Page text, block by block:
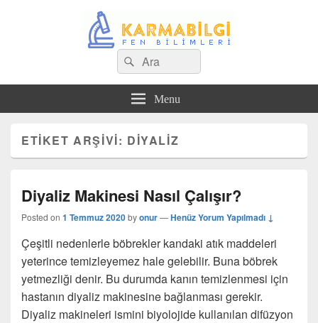
Search
for:
Ara
Menu
ETIKET ARŞIVI: DIYALIZ
Diyaliz Makinesi Nasıl Çalışır?
Posted on 1 Temmuz 2020byonur—Henüz Yorum Yapılmadı ↓
Çeşitli nedenlerle böbrekler kandaki atık maddeleri
yeterince temizleyemez hale gelebilir. Buna böbrek
yetmezliği denir. Bu durumda kanın temizlenmesi için
hastanın diyaliz makinesine bağlanması gerekir.
Diyaliz makineleri ismini biyolojide kullanılan difüzyon